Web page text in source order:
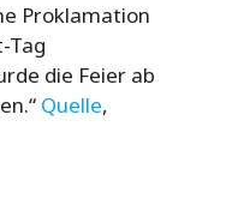
Proklamation
Tag
die Feier ab
Quelle,